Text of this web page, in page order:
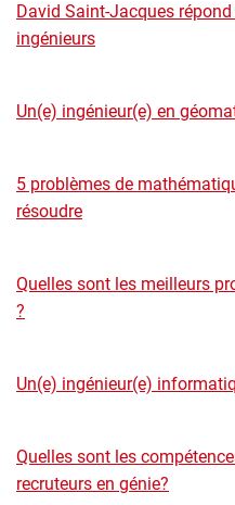
David Saint-Jacques
ingénieurs
Un(e) ingénieur(e) en
5 problèmes de
résoudre
Quelles sont les meilleurs
?
Un(e) ingénieur(e)
Quelles sont les
recruteurs en génie?